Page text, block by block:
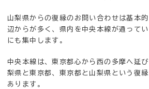
山梨県からの復縁のお問い合わせは基本
辺からが多く、県内を中央本線が通って
にも集中します。
中央本線は、東京都心から西の多摩へ延
梨県と東京都、東京都と山梨県という復
あります。